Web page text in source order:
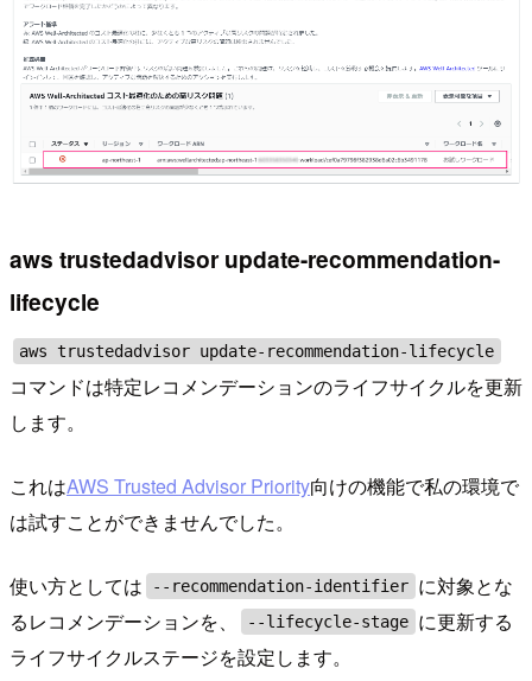
aws trustedadvisor update-recommendation-
lifecycle
aws trustedadvisor update-recommendation-lifecycle
コマンドは特定レコメンデーションのライフサイクルを更新
します。
これはAWS Trusted Advisor Priority向けの機能で私の環境で
は試すことができませんでした。
使い方としては --recommendation-identifier に対象とな
るレコメンデーションを、
--lifecycle-stage に更新する
ライフサイクルステージを設定します。